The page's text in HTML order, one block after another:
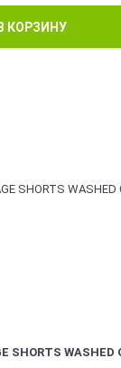
КОРЗИНУ
WASHED